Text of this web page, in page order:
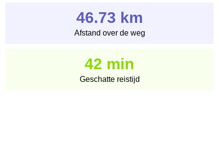
46.73 km
Afstand over de weg
42 min
Geschatte reistijd